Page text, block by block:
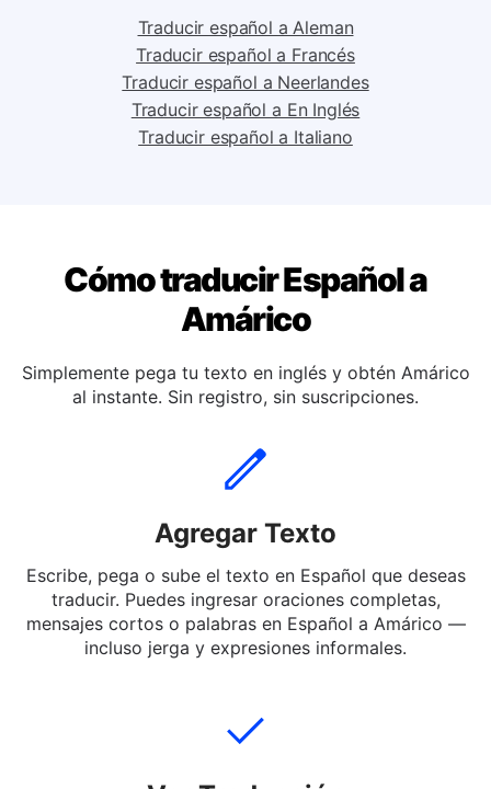
🌐 Versión Amárico de esta página
Traducir español a Aleman
Traducir español a Francés
Traducir español a Neerlandes
Cómo traducir Español a
Amárico
al instante. Sin registro, sin suscripciones.
Agregar Texto
Escribe, pega o sube el texto en Español que deseas
traducir. Puedes ingresar oraciones completas,